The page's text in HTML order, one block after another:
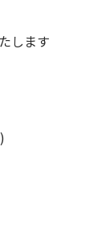
します